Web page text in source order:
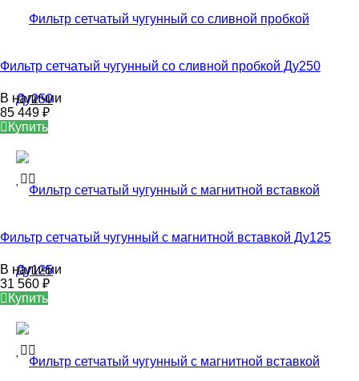
Фильтр сетчатый чугунный со сливной пробкой Ду250
В наличии
85 449 ₽
Купить
Фильтр сетчатый чугунный с магнитной вставкой Ду125
В наличии
31 560 ₽
Купить